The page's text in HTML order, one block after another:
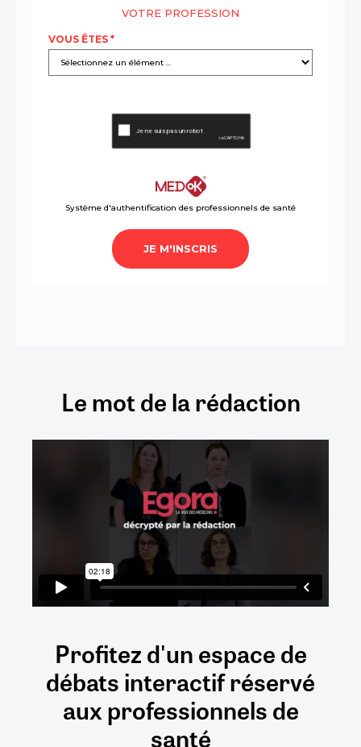
Le mot de la rédaction
Profitez d'un espace de
débatsinteractifréservé
auxprofessionnels de
santé